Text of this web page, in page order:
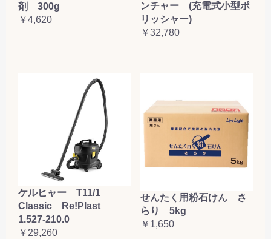
剤 300g
￥4,620
ンチャー (充電式小型ポ
リッシャー)
￥32,780
ケルヒャー T11/1
Classic Re!Plast
1.527-210.0
￥29,260
せんたく用粉石けん さ
らり 5kg
￥1,650